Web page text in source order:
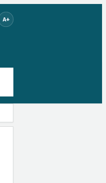
A+